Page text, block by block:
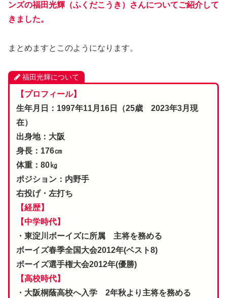
ンズの福田光輝（ふくだこうき）さんについてご紹介して
きました。
まとめますとこのようになります。
福田光輝について
【プロフィール】
生年月日：1997年11月16日（25歳 2023年3月現
在）
出身地：大阪
身長：176㎝
体重：80㎏
ポジション：内野手
右投げ・左打ち
【経歴】
【中学時代】
・東淀川ボーイズに所属 主将を務める
ボーイズ春季全国大会2012年(ベスト8)
ボーイズ選手権大会2012年(優勝)
【高校時代】
・大阪桐蔭高校へ入学 2年秋より主将を務める